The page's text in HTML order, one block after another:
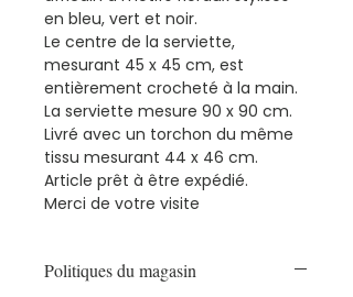
en bleu, vert et noir.
Le centre de la serviette,
mesurant 45 x 45 cm, est
entièrement crocheté à la main.
La serviette mesure 90 x 90 cm.
Livré avec un torchon du même
tissu mesurant 44 x 46 cm.
Article prêt à être expédié.
Merci de votre visite
Politiques du magasin